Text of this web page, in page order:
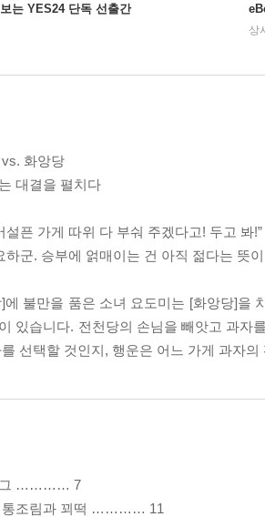
는 YES24 단독 선출간
상
화앙당
대결을 펼치다
설픈 가게 따위 다 부숴 주겠다고! 두고 봐!”
하군. 승부에 얽매이는 건 아직 젊다는 뜻이
에 불만을 품은 소녀 요도미는 [화앙당]을
있습니다. 전천당의 손님을 빼앗고 과자
를 선택할 것인지, 행운은 어느 가게 과자
그 ………… 7
통조림과 꾀떡 ………… 11